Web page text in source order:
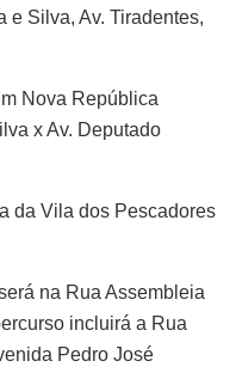
e Silva, Av. Tiradentes,
Nova República
x Av. Deputado
da Vila dos Pescadores
na Rua Assembleia
incluirá a Rua
Pedro José